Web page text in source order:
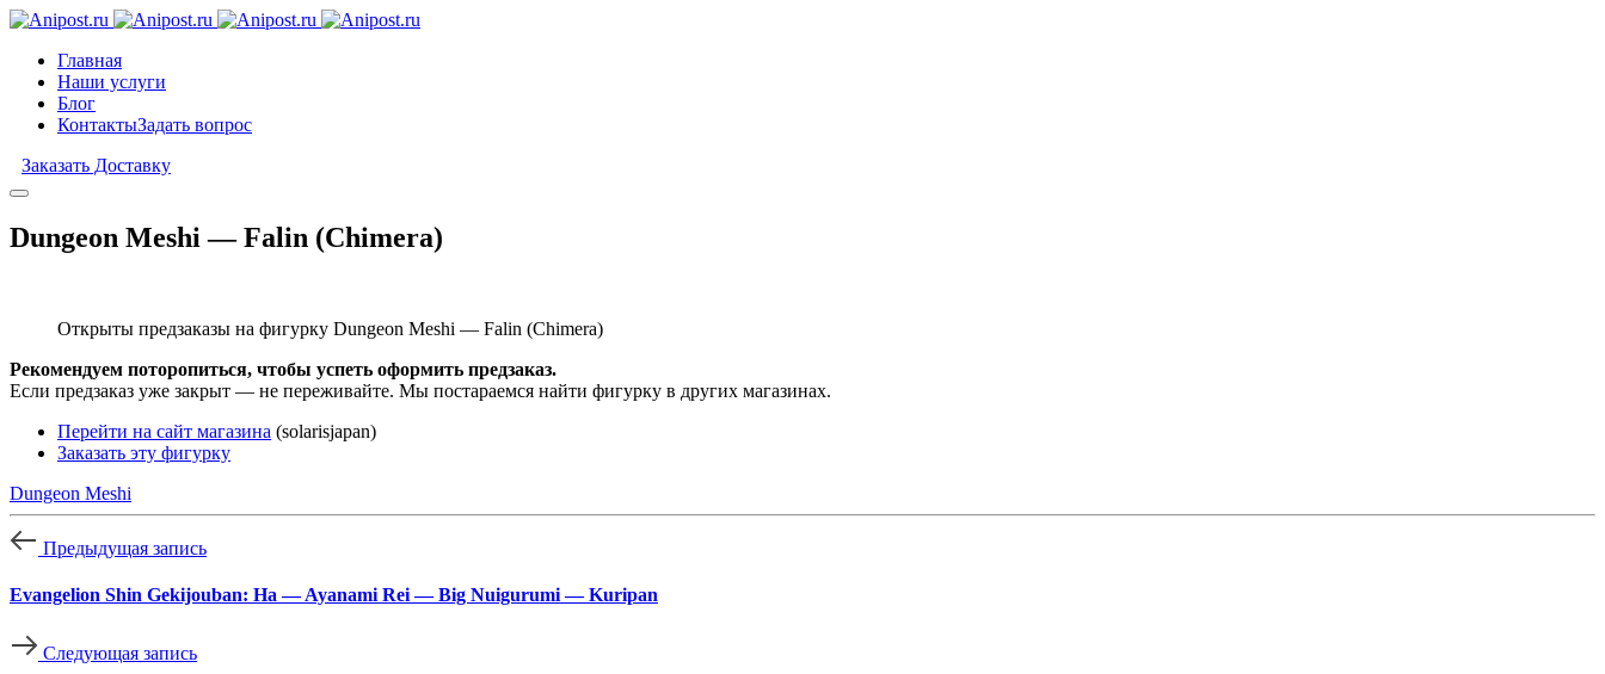
Главная
Наши услуги
Блог
КонтактыЗадать вопрос
Заказать Доставку
Dungeon Meshi — Falin (Chimera)
Открыты предзаказы на фигурку Dungeon Meshi — Falin (Chimera)
Рекомендуем поторопиться, чтобы успеть оформить предзаказ.
Если предзаказ уже закрыт — не переживайте. Мы постараемся найти фигурку в других магазинах.
Перейти на сайт магазина (solarisjapan)
Заказать эту фигурку
Dungeon Meshi
Предыдущая запись
Evangelion Shin Gekijouban: Ha — Ayanami Rei — Big Nuigurumi — Kuripan
Следующая запись